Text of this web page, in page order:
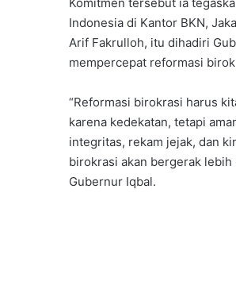
Indonesia di Kantor BKN,
Arif Fakrulloh, itu dihadiri
mempercepat reformasi
“Reformasi birokrasi harus
karena kedekatan, tetapi
integritas, rekam jejak, dan
birokrasi akan bergerak lebih
Gubernur Iqbal.